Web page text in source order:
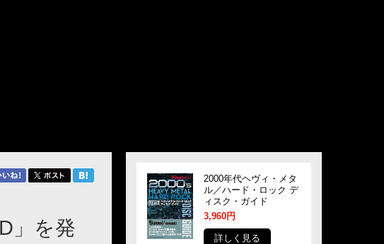
」を発
2000年代ヘヴィ・メタ
ル／ハード・ロック デ
ィスク・ガイド
3,960円
詳しく見る